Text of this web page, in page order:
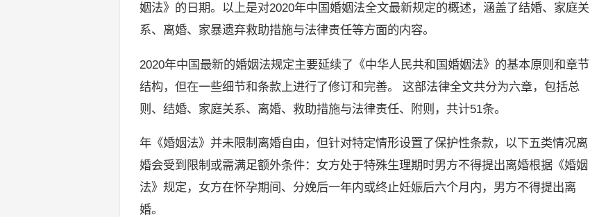
姻法》的日期。以上是对2020年中国婚姻法全文最新规定的概述，涵盖了结婚、家庭关
系、离婚、家暴遗弃救助措施与法律责任等方面的内容。
2020年中国最新的婚姻法规定主要延续了《中华人民共和国婚姻法》的基本原则和章节
结构，但在一些细节和条款上进行了修订和完善。 这部法律全文共分为六章，包括总
则、结婚、家庭关系、离婚、救助措施与法律责任、附则，共计51条。
年《婚姻法》并未限制离婚自由，但针对特定情形设置了保护性条款，以下五类情况离
婚会受到限制或需满足额外条件：女方处于特殊生理期时男方不得提出离婚根据《婚姻
法》规定，女方在怀孕期间、分娩后一年内或终止妊娠后六个月内，男方不得提出离
婚。